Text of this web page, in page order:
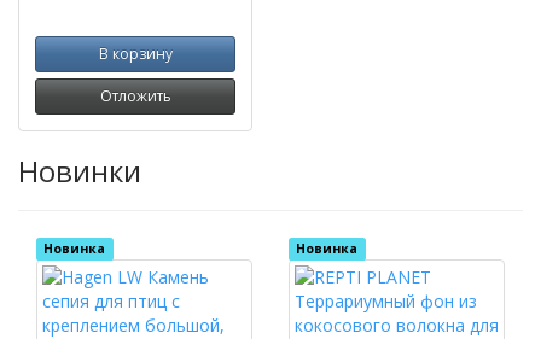
В корзину
Отложить
Новинки
Новинка Новинка